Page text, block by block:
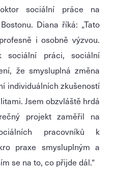
sociální práce na
Diana říká: „Tato
i osobně výzvou.
sociální práci, sociální
že smysluplná změna
individuálních zkušeností
Jsem obzvláště hrdá
projekt zaměřil na
pracovníků k
praxe smysluplným a
se na to, co přijde dál.“